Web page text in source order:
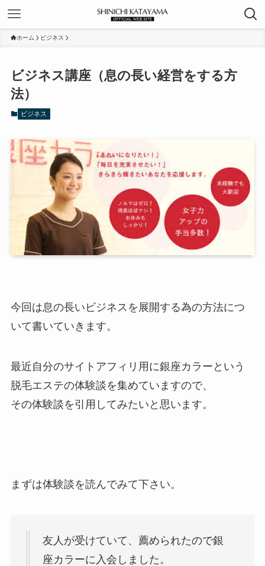
ホーム ビジネス
ビジネス講座（息の長い経営をする方
法）
ビジネス
今回は息の長いビジネスを展開する為の方法につ
いて書いていきます。
最近自分のサイトアフィリ用に銀座カラーという
脱毛エステの体験談を集めていますので、
その体験談を引用してみたいと思います。
まずは体験談を読んでみて下さい。
友人が受けていて、薦められたので銀
座カラーに入会しました。